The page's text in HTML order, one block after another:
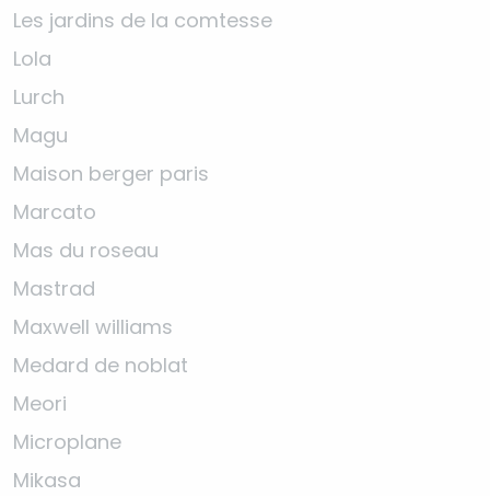
Les jardins de la comtesse
Lola
Lurch
Magu
Maison berger paris
Marcato
Mas du roseau
Mastrad
Maxwell williams
Medard de noblat
Meori
Microplane
Mikasa